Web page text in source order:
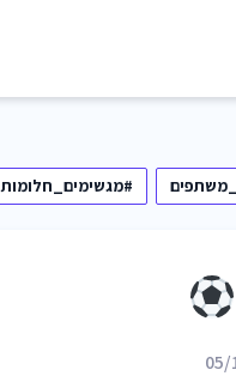
#מגשימים_חלומות
05/